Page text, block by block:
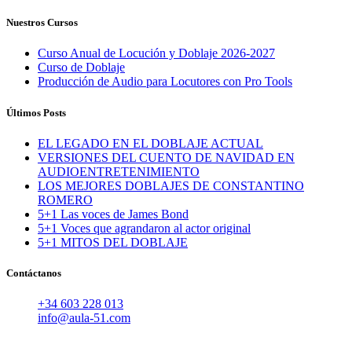
Nuestros Cursos
Curso Anual de Locución y Doblaje 2026-2027
Curso de Doblaje
Producción de Audio para Locutores con Pro Tools
Últimos Posts
EL LEGADO EN EL DOBLAJE ACTUAL
VERSIONES DEL CUENTO DE NAVIDAD EN
AUDIOENTRETENIMIENTO
LOS MEJORES DOBLAJES DE CONSTANTINO
ROMERO
5+1 Las voces de James Bond
5+1 Voces que agrandaron al actor original
5+1 MITOS DEL DOBLAJE
Contáctanos
+34 603 228 013
info@aula-51.com